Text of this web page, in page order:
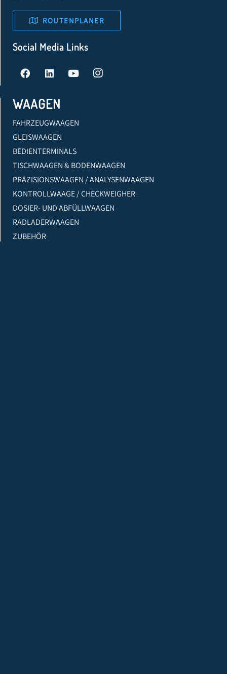
ROUTENPLANER
Social Media Links
WAAGEN
FAHRZEUGWAAGEN
GLEISWAAGEN
BEDIENTERMINALS
TISCHWAAGEN & BODENWAAGEN
PRÄZISIONSWAAGEN / ANALYSENWAAGEN
KONTROLLWAAGE / CHECKWEIGHER
DOSIER- UND ABFÜLLWAAGEN
RADLADERWAAGEN
ZUBEHÖR